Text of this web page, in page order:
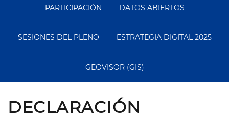
PARTICIPACIÓN DATOS ABIERTOS
SESIONES DEL PLENO ESTRATEGIA DIGITAL 2025
GEOVISOR (GIS)
DECLARACIÓN